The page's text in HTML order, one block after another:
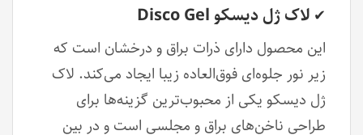
✔ لاک ژل دیسکو Disco Gel
این محصول دارای ذرات براق و درخشان است که
زیر نور جلوه‌ای فوق‌العاده زیبا ایجاد می‌کند. لاک
ژل دیسکو یکی از محبوب‌ترین گزینه‌ها برای
طراحی ناخن‌های براق و مجلسی است و در بین